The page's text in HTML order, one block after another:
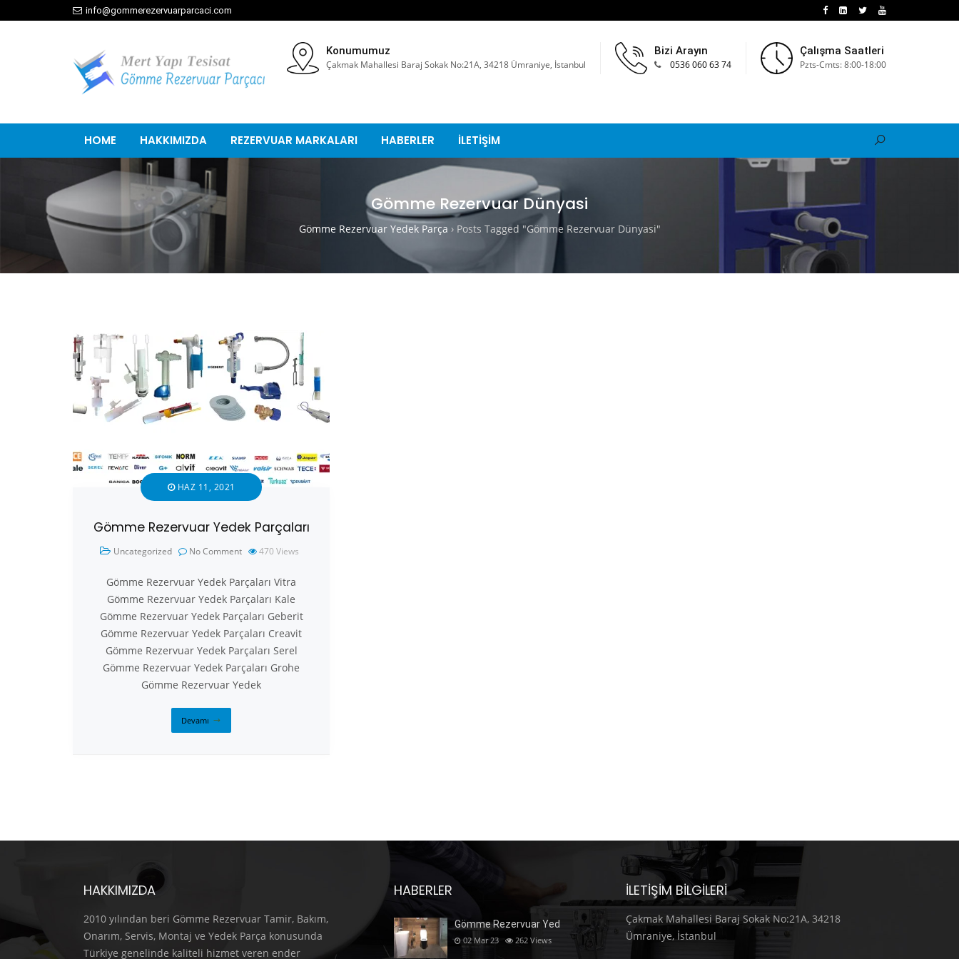
info@gommerezervuarparcaci.com
Konumumuz
Çakmak Mahallesi Baraj Sokak No:21A, 34218 Ümraniye, İstanbul
Bizi Arayın
0536 060 63 74
Çalışma Saatleri
Pzts-Cmts: 8:00-18:00
HOME HAKKIMIZDA REZERVUAR MARKALARI HABERLER İLETİŞİM
Gömme Rezervuar Dünyasi
Gömme Rezervuar Yedek Parça › Posts Tagged "Gömme Rezervuar Dünyasi"
HAZ 11, 2021
Gömme Rezervuar Yedek Parçaları
Uncategorized No Comment 470 Views
Gömme Rezervuar Yedek Parçaları Vitra
Gömme Rezervuar Yedek Parçaları Kale
Gömme Rezervuar Yedek Parçaları Geberit
Gömme Rezervuar Yedek Parçaları Creavit
Gömme Rezervuar Yedek Parçaları Serel
Gömme Rezervuar Yedek Parçaları Grohe
Gömme Rezervuar Yedek
Devamı
HAKKIMIZDA
2010 yılından beri Gömme Rezervuar Tamir, Bakım,
Onarım, Servis, Montaj ve Yedek Parça konusunda
Türkiye genelinde kaliteli hizmet veren ender
HABERLER
Gömme Rezervuar Yed
02 Mar 23 262 Views
İLETIŞIM BILGILERI
Çakmak Mahallesi Baraj Sokak No:21A, 34218
Ümraniye, İstanbul